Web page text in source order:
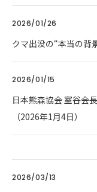
2026/01/26
クマ出没の“本当の背
2026/01/15
日本熊森協会 室谷会
（2026年1月4日）
2026/03/13